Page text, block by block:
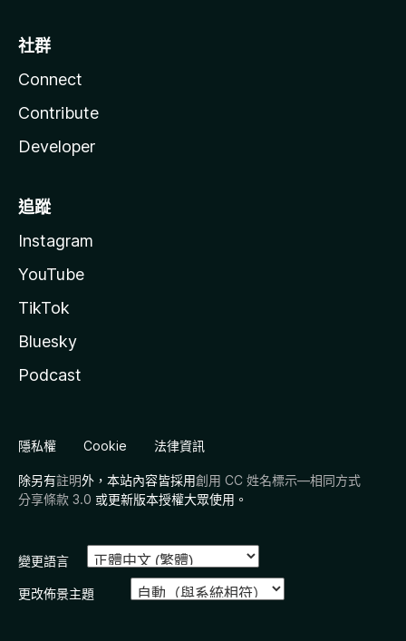
社群
Connect
Contribute
Developer
追蹤
Instagram
YouTube
TikTok
Bluesky
Podcast
隱私權 Cookie 法律資訊
除另有註明外，本站內容皆採用創用 CC 姓名標示—相同方式
分享條款 3.0 或更新版本授權大眾使用。
變更語言
更改佈景主題